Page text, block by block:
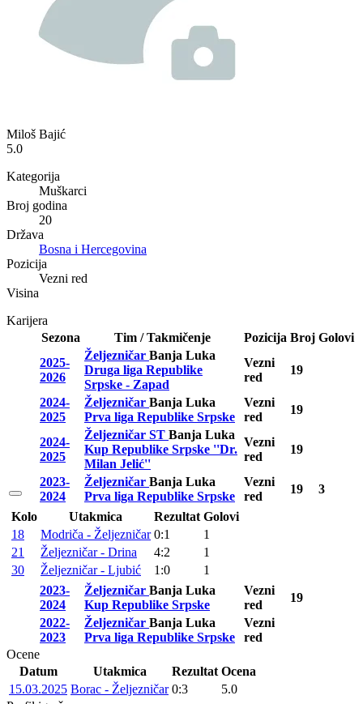
Miloš Bajić
5.0
Kategorija
Muškarci
Broj godina
20
Država
Bosna i Hercegovina
Pozicija
Vezni red
Visina
Karijera
Sezona
Tim / Takmičenje Pozicija Broj Golovi
2025-
2026
Željezničar Banja Luka
Druga liga Republike
Srpske - Zapad
Vezni
red
19
2024-
2025
Željezničar Banja Luka
Prva liga Republike Srpske
Vezni
red
19
2024-
2025
Željezničar ST Banja Luka
Kup Republike Srpske ''Dr.
Milan Jelić''
Vezni
red
19
2023-
2024
Željezničar Banja Luka
Prva liga Republike Srpske
Vezni
red
19
3
Kolo
Utakmica Rezultat Golovi
18
Modriča - Željezničar 0:1
1
21
Željezničar - Drina 4:2
1
30
Željezničar - Ljubić 1:0
1
2023-
2024
Željezničar Banja Luka
Kup Republike Srpske
Vezni
red
19
2022-
2023
Željezničar Banja Luka
Prva liga Republike Srpske
Vezni
red
Ocene
Datum
Utakmica Rezultat Ocena
15.03.2025 Borac - Željezničar 0:3
5.0